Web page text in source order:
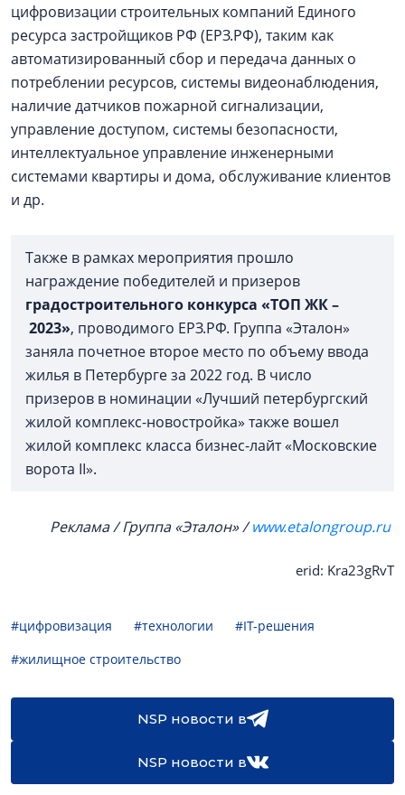
цифровизации строительных компаний Единого
ресурса застройщиков РФ (ЕРЗ.РФ), таким как
автоматизированный сбор и передача данных о
потреблении ресурсов, системы видеонаблюдения,
наличие датчиков пожарной сигнализации,
управление доступом, системы безопасности,
интеллектуальное управление инженерными
системами квартиры и дома, обслуживание клиентов
и др.
Также в рамках мероприятия прошло
награждение победителей и призеров
градостроительного конкурса «ТОП ЖК –
2023», проводимого ЕРЗ.РФ. Группа «Эталон»
заняла почетное второе место по объему ввода
жилья в Петербурге за 2022 год. В число
призеров в номинации «Лучший петербургский
жилой комплекс-новостройка» также вошел
жилой комплекс класса бизнес-лайт «Московские
ворота II».
Реклама / Группа «Эталон» /www.etalongroup.ru
erid: Kra23gRvT
#цифровизация #технологии
#IT-решения
#жилищное строительство
NSP новости в
NSP новости в